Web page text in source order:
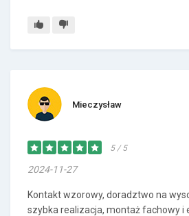
Mieczysław
5 / 5
2024-11-27
Kontakt wzorowy, doradztwo na
szybka realizacja, montaż fachowy i